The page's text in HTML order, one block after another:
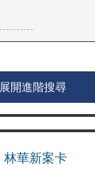
展開進階搜尋
林華新案卡